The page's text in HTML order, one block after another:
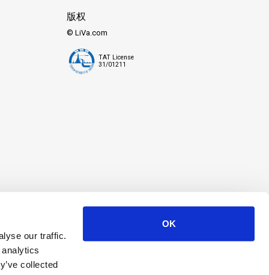
our traffic.
collected
OK
版权
© LiVa.com
TAT License
31/01211